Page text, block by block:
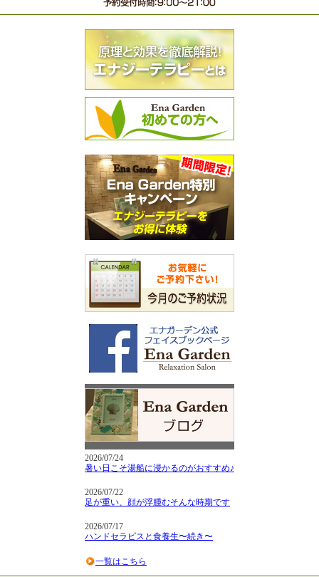
2026/07/24
暑い日こそ湯船に浸かるのがおすすめ♪
2026/07/22
足が重い、顔が浮腫むそんな時期です
2026/07/17
ハンドセラピスと食養生〜続き〜
一覧はこちら